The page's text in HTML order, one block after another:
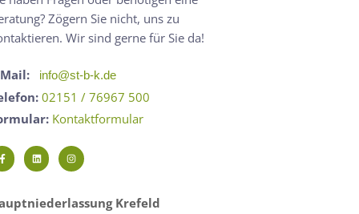
Zögern Sie nicht, uns zu
Wir sind gerne für Sie da!
Mail: info@st-b-k.de
02151 / 76967 500
Kontaktformular
Krefeld